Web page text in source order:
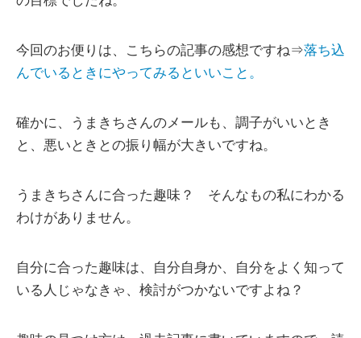
今回のお便りは、こちらの記事の感想ですね⇒落ち込
んでいるときにやってみるといいこと。
確かに、うまきちさんのメールも、調子がいいとき
と、悪いときとの振り幅が大きいですね。
うまきちさんに合った趣味？ そんなもの私にわかる
わけがありません。
自分に合った趣味は、自分自身か、自分をよく知って
いる人じゃなきゃ、検討がつかないですよね？